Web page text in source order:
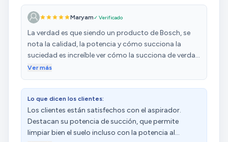
recogerlo... responde a la primera y con suavidad. El
ruido del aparato diría que con el cabezal para
parquet es suave comparado con el Hoover que
tenía, que ya era suave :); si le quitas el cepillo móvil
para que pase a modo suelo cerámico se incrementa
el más difícil de quitar. Las ruedas son de goma y no
de plástico deslizándose súper bien por el suelo. Se
limpia con agua y sin esfuerzo.... Qué más puedo
decir? Que os recomiendo su compra.
Maryam✓ Verificado
La verdad es que siendo un producto de Bosch, se
nota la calidad, la potencia y cómo succiona la
suciedad es increíble ver cómo la succiona de verdad
Tan potente es que hasta es entretenido ver todo lo
en relación calidad precio yo le doy un 10 de 10
Ver más
Lo que dicen los clientes:
Los clientes están satisfechos con el aspirador.
Destacan su potencia de succión, que permite
limpiar bien el suelo incluso con la potencia al